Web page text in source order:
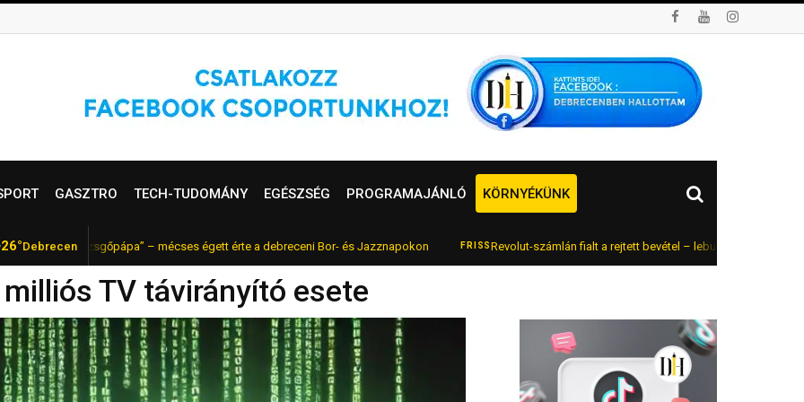
GASZTRO TECH-TUDOMÁNY EGÉSZSÉG PROGRAMAJÁNLÓ KÖRNYÉKÜNK
26°Debrecen
„pezsgőpápa” – mécses égett érte a debreceni Bor- és Jazznapokon FRISSRevolut-számlán fialt a rejtett bevétel – lebukott az online autókereskedő
TV távirányító esete